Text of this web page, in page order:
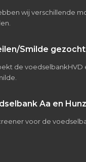
wij verschillende
Smilde gezocht
de voedselbankHVD
Aa en
voor de